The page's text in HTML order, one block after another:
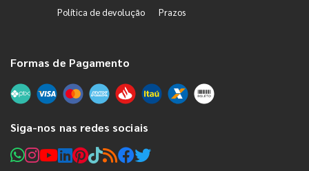
Política de devolução Prazos
Formas de Pagamento
Siga-nos nas redes sociais